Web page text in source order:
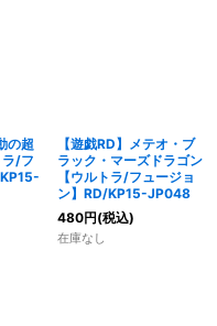
の超
/フ
【遊戯RD】メテオ・ブ
ラック・マーズドラゴン
【ウルトラ/フュージョ
ン】RD/KP15-JP048
480円(税込)
在庫なし